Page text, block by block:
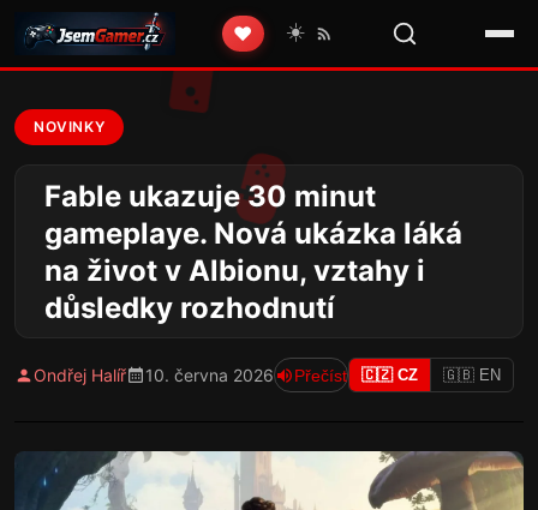
❤️ ☀️
NOVINKY
Fable ukazuje 30 minut
gameplaye. Nová ukázka láká
na život v Albionu, vztahy i
důsledky rozhodnutí
Ondřej Halíř 10. června 2026 Přečíst 🇨🇿 CZ 🇬🇧 EN